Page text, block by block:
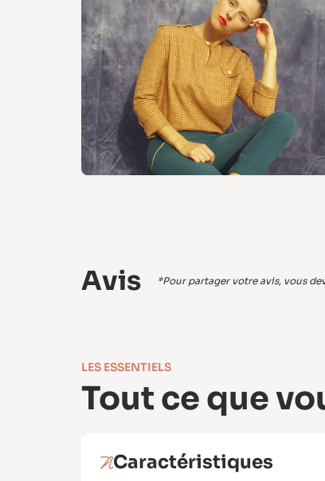
Avis *Pour partager votre avis, vous
LES ESSENTIELS
Tout ce que
Caractéristiques